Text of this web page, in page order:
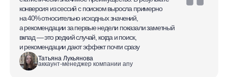
трафика короткий ввод, предвыбор категорий
и динамические фильтры существенно
сократили время до первого клика
по релевантному товару.
Что показали рекомендации: